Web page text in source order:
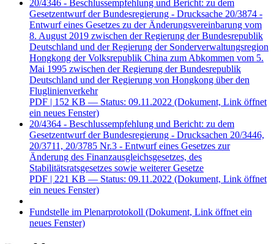
20/4346 - Beschlussempfehlung und Bericht: zu dem
Gesetzentwurf der Bundesregierung - Drucksache 20/3874 -
Entwurf eines Gesetzes zu der Änderungsvereinbarung vom
8. August 2019 zwischen der Regierung der Bundesrepublik
Deutschland und der Regierung der Sonderverwaltungsregion
Hongkong der Volksrepublik China zum Abkommen vom 5.
Mai 1995 zwischen der Regierung der Bundesrepublik
Deutschland und der Regierung von Hongkong über den
Fluglinienverkehr
PDF | 152 KB — Status: 09.11.2022 (Dokument, Link öffnet
ein neues Fenster)
20/4364 - Beschlussempfehlung und Bericht: zu dem
Gesetzentwurf der Bundesregierung - Drucksachen 20/3446,
20/3711, 20/3785 Nr.3 - Entwurf eines Gesetzes zur
Änderung des Finanzausgleichsgesetzes, des
Stabilitätsratsgesetzes sowie weiterer Gesetze
PDF | 221 KB — Status: 09.11.2022 (Dokument, Link öffnet
ein neues Fenster)
Fundstelle im Plenarprotokoll (Dokument, Link öffnet ein
neues Fenster)